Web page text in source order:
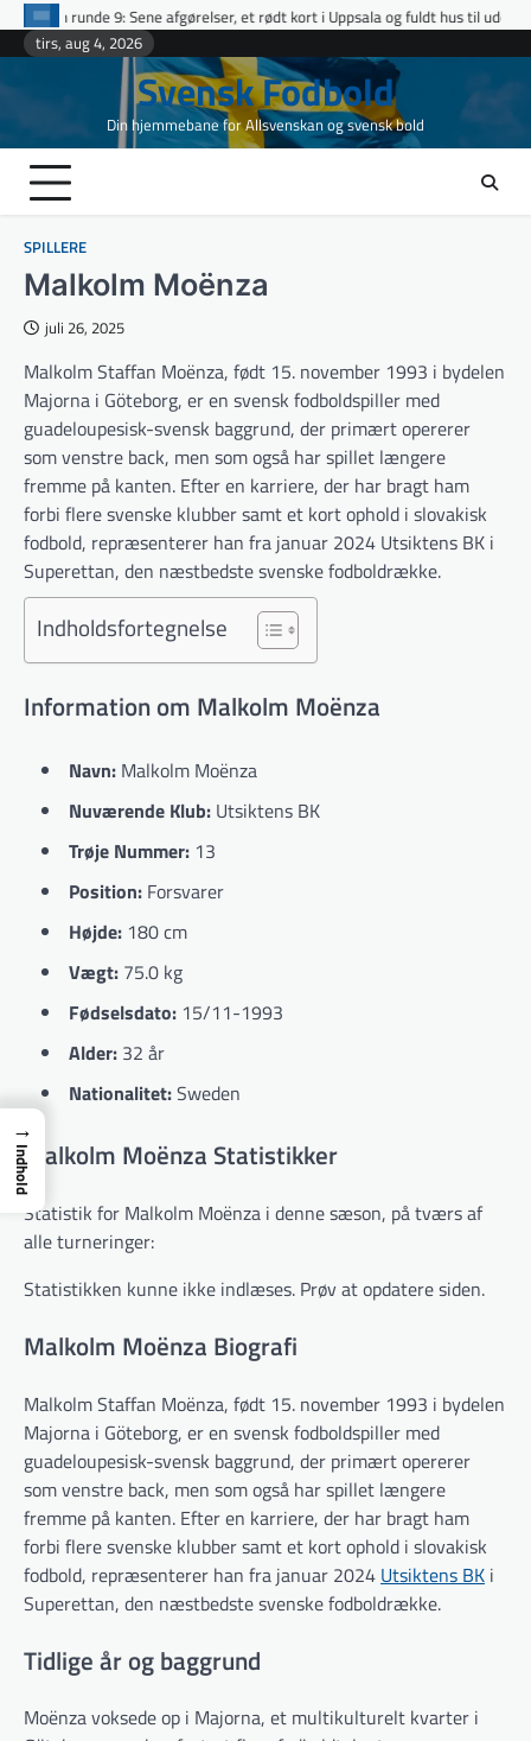
SkipSene afgørelser, et rødt kort i Uppsala og fuldt hus til udeholdene i topopgør
tirs, aug 4, 2026
Svensk Fodbold
Din hjemmebane for Allsvenskan og svensk bold
SPILLERE
Malkolm Moënza
juli 26, 2025
Malkolm Staffan Moënza, født 15. november 1993 i bydelen
Majorna i Göteborg, er en svensk fodboldspiller med
guadeloupesisk-svensk baggrund, der primært opererer
som venstre back, men som også har spillet længere
fremme på kanten. Efter en karriere, der har bragt ham
forbi flere svenske klubber samt et kort ophold i slovakisk
fodbold, repræsenterer han fra januar 2024 Utsiktens BK i
Superettan, den næstbedste svenske fodboldrække.
Indholdsfortegnelse
Information om Malkolm Moënza
Navn: Malkolm Moënza
Nuværende Klub: Utsiktens BK
Trøje Nummer: 13
Position: Forsvarer
Højde: 180 cm
Vægt: 75.0 kg
Fødselsdato: 15/11-1993
Alder: 32 år
Nationalitet:Sweden
Malkolm Moënza Statistikker
Statistik for Malkolm Moënza i denne sæson, på tværs af
alle turneringer:
Statistikken kunne ikke indlæses. Prøv at opdatere siden.
Malkolm Moënza Biografi
Malkolm Staffan Moënza, født 15. november 1993 i bydelen
Majorna i Göteborg, er en svensk fodboldspiller med
guadeloupesisk-svensk baggrund, der primært opererer
som venstre back, men som også har spillet længere
fremme på kanten. Efter en karriere, der har bragt ham
forbi flere svenske klubber samt et kort ophold i slovakisk
fodbold, repræsenterer han fra januar 2024 Utsiktens BK i
Superettan, den næstbedste svenske fodboldrække.
Tidlige år og baggrund
Moënza voksede op i Majorna, et multikulturelt kvarter i
→
Indhold